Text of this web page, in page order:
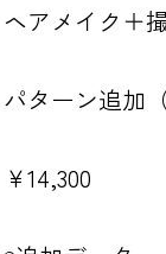
ヘアメイク＋
パターン追加
￥14,300